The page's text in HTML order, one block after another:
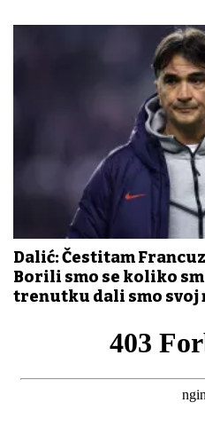
Dalić: Čestitam
Borili smo se koliko
trenutku dali smo svoj